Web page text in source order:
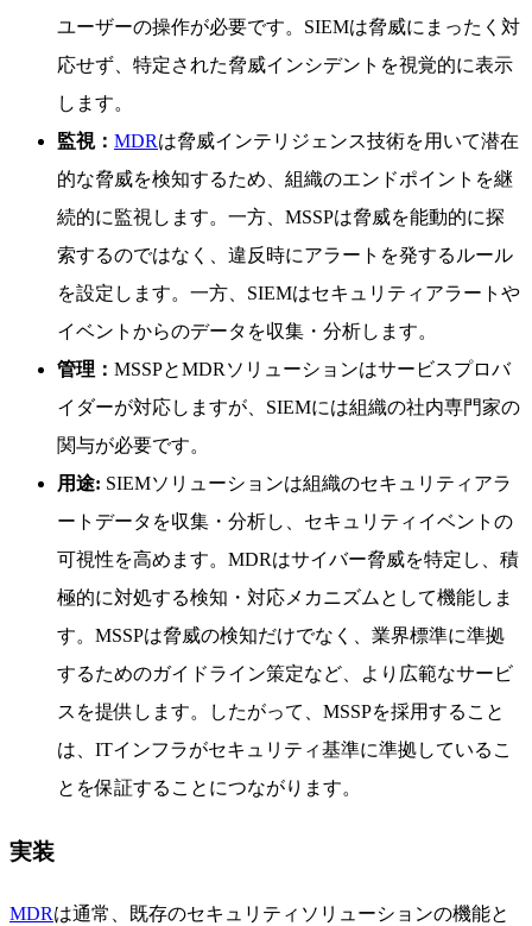
ユーザーの操作が必要です。SIEMは脅威にまったく対
応せず、特定された脅威インシデントを視覚的に表示
します。
監視： MDRは脅威インテリジェンス技術を用いて潜在
的な脅威を検知するため、組織のエンドポイントを継
続的に監視します。一方、MSSPは脅威を能動的に探
索するのではなく、違反時にアラートを発するルール
を設定します。一方、SIEMはセキュリティアラートや
イベントからのデータを収集・分析します。
管理： MSSPとMDRソリューションはサービスプロバ
イダーが対応しますが、SIEMには組織の社内専門家の
関与が必要です。
用途: SIEMソリューションは組織のセキュリティアラ
ートデータを収集・分析し、セキュリティイベントの
可視性を高めます。MDRはサイバー脅威を特定し、積
極的に対処する検知・対応メカニズムとして機能しま
す。MSSPは脅威の検知だけでなく、業界標準に準拠
するためのガイドライン策定など、より広範なサービ
スを提供します。したがって、MSSPを採用すること
は、ITインフラがセキュリティ基準に準拠しているこ
とを保証することにつながります。
実装
MDRは通常、既存のセキュリティソリューションの機能と